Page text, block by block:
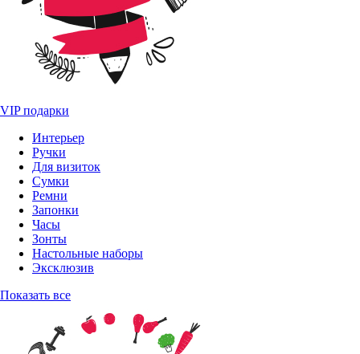
VIP подарки
Интерьер
Ручки
Для визиток
Сумки
Ремни
Запонки
Часы
Зонты
Настольные наборы
Эксклюзив
Показать все